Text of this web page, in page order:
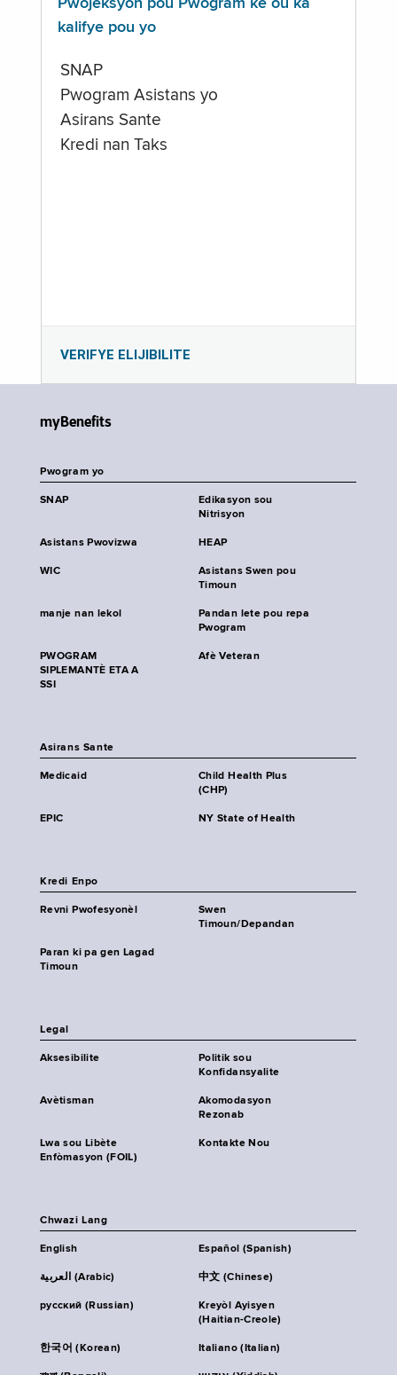
Pwojeksyon pou Pwogram ke ou ka
kalifye pou yo
SNAP
Pwogram Asistans yo
Asirans Sante
Kredi nan Taks
VERIFYE ELIJIBILITE
myBenefits
Pwogram yo
SNAP
Edikasyon sou
Nitrisyon
Asistans Pwovizwa HEAP
WIC
Asistans Swen pou
Timoun
manje nan lekol
Pandan lete pou repa
Pwogram
PWOGRAM
SIPLEMANTÈ ETA A
SSI
Afè Veteran
Asirans Sante
Medicaid
Child Health Plus
(CHP)
EPIC NY State of Health
Kredi Enpo
Revni Pwofesyonèl
Swen
Timoun/Depandan
Paran ki pa gen Lagad
Timoun
Legal
Aksesibilite
Politik sou
Konfidansyalite
Avètisman
Akomodasyon
Rezonab
Lwa sou Libète
Enfòmasyon (FOIL)
Kontakte Nou
Chwazi Lang
English Español (Spanish)
العربية (Arabic) 中文 (Chinese)
русский (Russian)
Kreyòl Ayisyen
(Haitian-Creole)
한국어 (Korean) Italiano (Italian)